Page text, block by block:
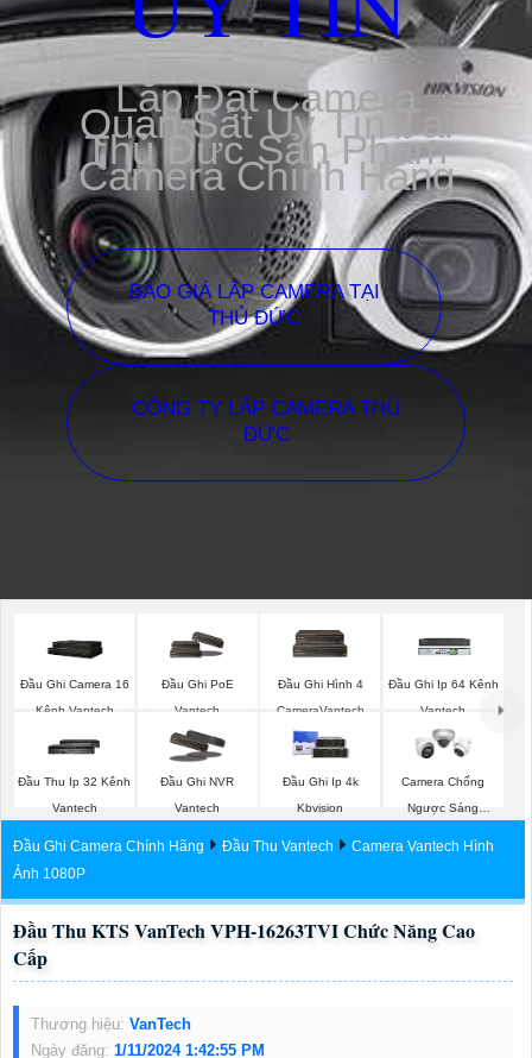
Lắp Đặt Camera
Quan Sát Uy Tín Tại
Thủ Đức Sản Phẩm
Camera Chính Hãng
BÁO GIÁ LẮP CAMERA TẠI
THỦ ĐỨC
CÔNG TY LẮP CAMERA THỦ
ĐỨC
Đầu Ghi Camera 16
Kênh Vantech
Đầu Ghi PoE
Vantech
Đầu Ghi Hình 4
CameraVantech
Đầu Ghi Ip 64 Kênh
Vantech
Đầu Thu Ip 32 Kênh
Vantech
Đầu Ghi NVR
Vantech
Đầu Ghi Ip 4k
Kbvision
Camera Chống
Ngược Sáng
Đầu Ghi Camera Chính Hãng Đầu Thu Vantech
Camera Vantech Hình
Ảnh 1080P
Đầu Thu KTS VanTech VPH-16263TVI Chức Năng Cao
Cấp
Thương hiệu: VanTech
Ngày đăng: 1/11/2024 1:42:55 PM